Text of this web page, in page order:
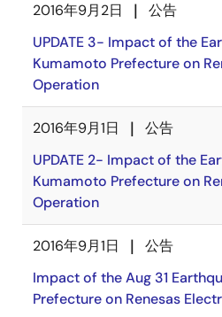
2016年9月2日
公告
UPDATE 3- Impact of the
Kumamoto Prefecture on
Operation
2016年9月1日
公告
UPDATE 2- Impact of the
Kumamoto Prefecture on
Operation
2016年9月1日
公告
Impact of the Aug 31
Prefecture on Renesas